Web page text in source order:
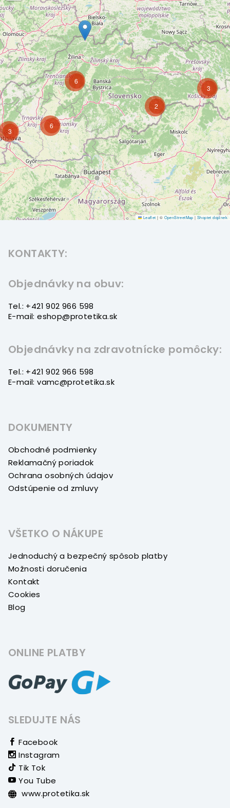
2
3
3
6
6
Leaflet | © OpenStreetMap | Shoptet doplnek
KONTAKTY:
Objednávky na obuv:
Tel.: +421 902 966 598
E-mail: eshop@protetika.sk
Objednávky na zdravotnícke pomôcky:
Tel.: +421 902 966 598
E-mail: vamc@protetika.sk
DOKUMENTY
Obchodné podmienky
Reklamačný poriadok
Ochrana osobných údajov
Odstúpenie od zmluvy
VŠETKO O NÁKUPE
Jednoduchý a bezpečný spôsob platby
Možnosti doručenia
Kontakt
Cookies
Blog
ONLINE PLATBY
SLEDUJTE NÁS
Facebook
Instagram
Tik Tok
You Tube
www.protetika.sk